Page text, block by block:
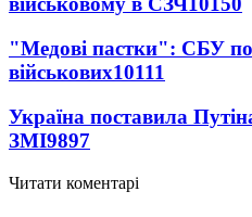
"Медові пастки": СБУ
військових10111
Україна поставила
ЗМІ9897
Читати коментарі